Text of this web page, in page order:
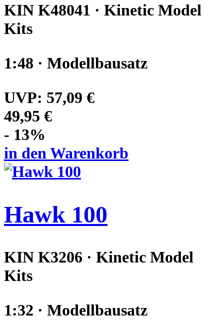
KIN K48041 · Kinetic Model
Kits
1:48 · Modellbausatz
UVP: 57,09 €
49,95 €
- 13%
in den Warenkorb
Hawk 100
KIN K3206 · Kinetic Model
Kits
1:32 · Modellbausatz